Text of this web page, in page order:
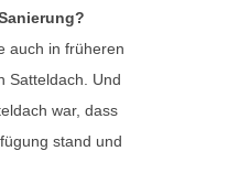
auch in früheren
Satteldach. Und
war, dass
stand und